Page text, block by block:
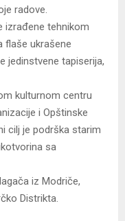
radove.
izrađene tehnikom
flaše ukrašene
jedinstvene tapiserija,
kulturnom centru
i Opštinske
cilj je podrška starim
sa
iz Modriče,
Distrikta.